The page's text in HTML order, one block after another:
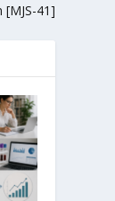
41]